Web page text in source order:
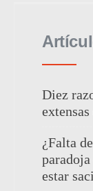
Diez
¿Falta
estar